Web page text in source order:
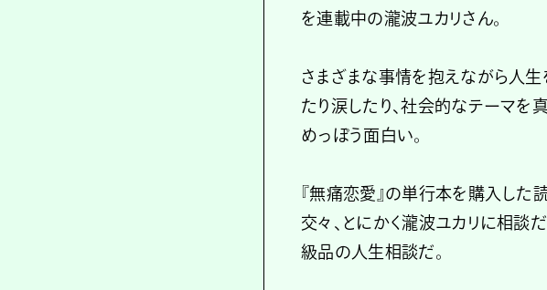
を連載中の瀧波ユカリさん。
さまざまな事情を抱えながら人
たり涙したり、社会的なテーマを
めっぽう面白い。
『無痛恋愛』の単行本を購入し
交々、とにかく瀧波ユカリに相談
級品の人生相談だ。